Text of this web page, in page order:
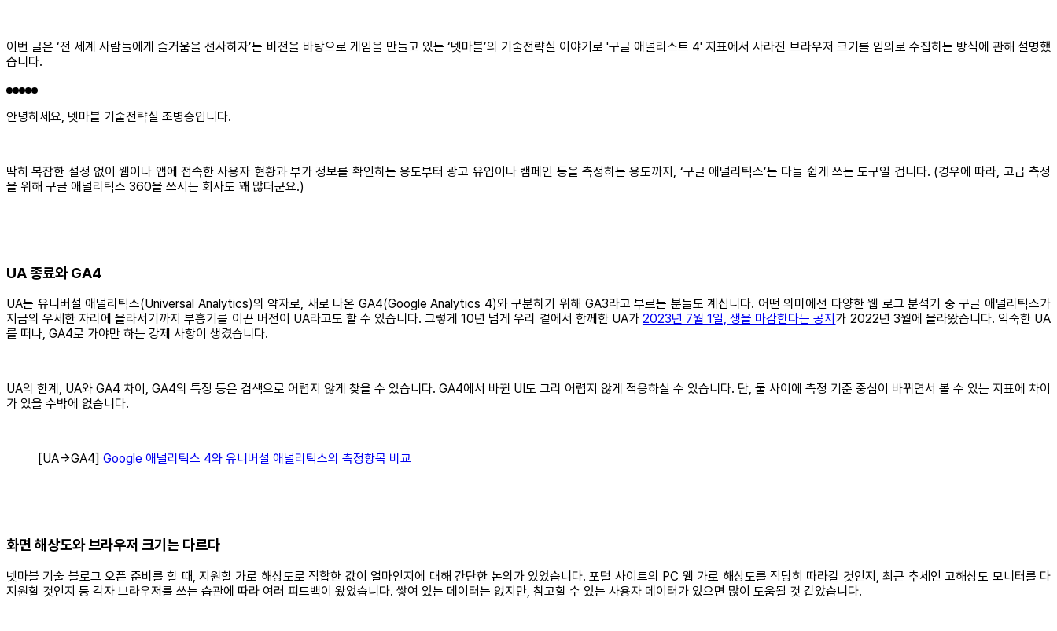
이번 글은 ‘전 세계 사람들에게 즐거움을 선사하자’는 비전을 바탕으로 게임을 만들고 있는 ‘넷마블’의 기술전략실 이야기로 '구글 애널리스트 4' 지표에서 사라진 브라우저 크기를 임의로 수집하는 방식에 관해 설명했
습니다.
안녕하세요, 넷마블 기술전략실 조병승입니다.
딱히 복잡한 설정 없이 웹이나 앱에 접속한 사용자 현황과 부가 정보를 확인하는 용도부터 광고 유입이나 캠페인 등을 측정하는 용도까지, ‘구글 애널리틱스’는 다들 쉽게 쓰는 도구일 겁니다. (경우에 따라, 고급 측정
을 위해 구글 애널리틱스 360을 쓰시는 회사도 꽤 많더군요.)
UA 종료와 GA4
UA는 유니버설 애널리틱스(Universal Analytics)의 약자로, 새로 나온 GA4(Google Analytics 4)와 구분하기 위해 GA3라고 부르는 분들도 계십니다. 어떤 의미에선 다양한 웹 로그 분석기 중 구글 애널리틱스가
지금의 우세한 자리에 올라서기까지 부흥기를 이끈 버전이 UA라고도 할 수 있습니다. 그렇게 10년 넘게 우리 곁에서 함께한 UA가 2023년 7월 1일, 생을 마감한다는 공지 가 2022년 3월에 올라왔습니다. 익숙한 UA
를 떠나, GA4로 가야만 하는 강제 사항이 생겼습니다.
UA의 한계, UA와 GA4 차이, GA4의 특징 등은 검색으로 어렵지 않게 찾을 수 있습니다. GA4에서 바뀐 UI도 그리 어렵지 않게 적응하실 수 있습니다. 단, 둘 사이에 측정 기준 중심이 바뀌면서 볼 수 있는 지표에 차이
가 있을 수밖에 없습니다.
[UA→GA4] Google 애널리틱스 4와 유니버설 애널리틱스의 측정항목 비교
화면 해상도와 브라우저 크기는 다르다
넷마블 기술 블로그 오픈 준비를 할 때, 지원할 가로 해상도로 적합한 값이 얼마인지에 대해 간단한 논의가 있었습니다. 포털 사이트의 PC 웹 가로 해상도를 적당히 따라갈 것인지, 최근 추세인 고해상도 모니터를 다
지원할 것인지 등 각자 브라우저를 쓰는 습관에 따라 여러 피드백이 왔었습니다. 쌓여 있는 데이터는 없지만, 참고할 수 있는 사용자 데이터가 있으면 많이 도움될 것 같았습니다.